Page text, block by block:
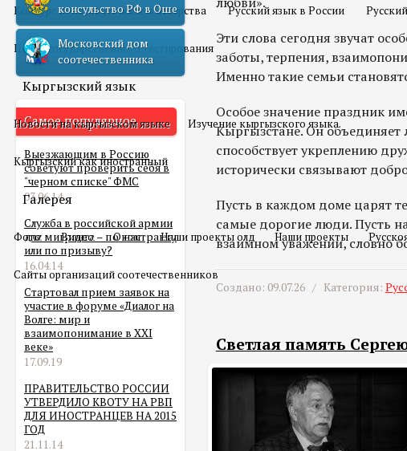
Конкурс педагогического мастерства Русский язык в России
Центр государственного тестирования
Кыргызский язык
Новости на кыргызском языке Изучение кыргызского языка
Кыргызский как иностранный
Галерея
Фото Видео О нас Наши проекты олд Наши проекты
Сайты организаций соотечественников
консульство РФ в Оше
Московский дом
соотечественника
Самое популярное
Выезжающим в Россию
советуют проверить себя в
"черном списке" ФМС
03.06.14
Служба в российской армии
для мигранта – по контракту
или по призыву?
16.04.14
Стартовал прием заявок на
участие в форуме «Диалог на
Волге: мир и
взаимопонимание в XXI
веке»
17.09.19
ПРАВИТЕЛЬСТВО РОССИИ
УТВЕРДИЛО КВОТУ НА РВП
ДЛЯ ИНОСТРАНЦЕВ НА 2015
ГОД
21.11.14
Эти слова сегодня звучат
заботы, терпения,
Именно такие семьи
Особое значение праздник
Кыргызстане. Он
способствует укреплению
исторически связывают
Пусть в каждом доме царят
самые дорогие люди. Пусть
взаимном уважении, словно
Создано: 09.07.26 / Категория:
Светлая память